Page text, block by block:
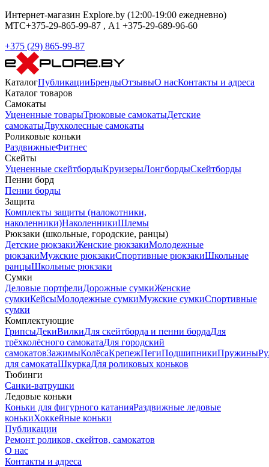
Интернет-магазин Explore.by (12:00-19:00 ежедневно)
МТС+375-29-865-99-87 , А1 +375-29-689-96-60
+375 (29) 865-99-87
КаталогПубликацииБрендыОтзывыО насКонтакты и адреса
Каталог товаров
Самокаты
Уцененные товарыТрюковые самокатыДетские
самокатыДвухколесные самокаты
Роликовые коньки
РаздвижныеФитнес
Скейты
Уцененные скейтбордыКруизерыЛонгбордыСкейтборды
Пенни борд
Пенни борды
Защита
Комплекты защиты (налокотники,
наколенники)НаколенникиШлемы
Рюкзаки (школьные, городские, ранцы)
Детские рюкзакиЖенские рюкзакиМолодежные
рюкзакиМужские рюкзакиСпортивные рюкзакиШкольные
ранцыШкольные рюкзаки
Сумки
Деловые портфелиДорожные сумкиЖенские
сумкиКейсыМолодежные сумкиМужские сумкиСпортивные
сумки
Комплектующие
ГрипсыДекиВилкиДля скейтборда и пенни бордаДля
трёхколёсного самокатаДля городский
самокатовЗажимыКолёсаКрепежПегиПодшипникиПружины
для самокатаШкуркаДля роликовых коньков
Тюбинги
Санки-ватрушки
Ледовые коньки
Коньки для фигурного катанияРаздвижные ледовые
конькиХоккейные коньки
Публикации
Ремонт роликов, скейтов, самокатов
О нас
Контакты и адреса